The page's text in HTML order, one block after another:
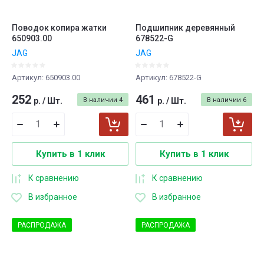
Поводок копира жатки
650903.00
JAG
Артикул: 650903.00
В наличии 4
252 р. / Шт.
Купить в 1 клик
К сравнению
В избранное
Подшипник деревянный
678522-G
JAG
Артикул: 678522-G
В наличии 6
461 р. / Шт.
Купить в 1 клик
К сравнению
В избранное
РАСПРОДАЖА РАСПРОДАЖА